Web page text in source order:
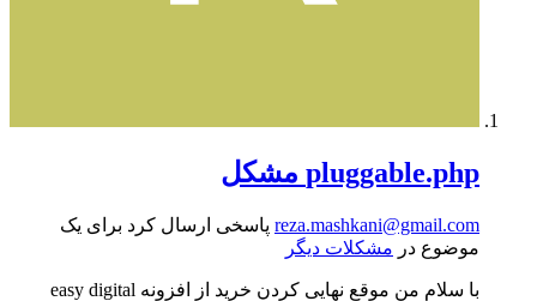
pluggable.php مشکل
reza.mashkani@gmail.com پاسخی ارسال کرد برای یک
موضوع در مشکلات دیگر
با سلام من موقع نهایی کردن خرید از افزونه easy digital